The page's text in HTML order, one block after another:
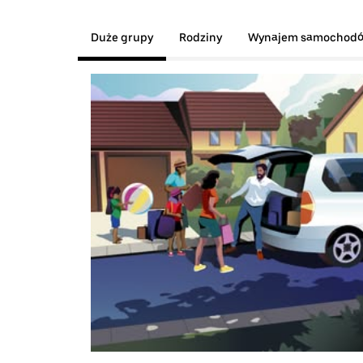
Duże grupy Rodziny Wynajem